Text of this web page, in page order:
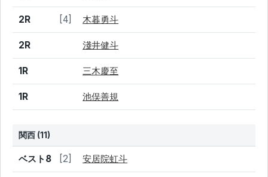
2R [4] 木暮勇斗
2R 淺井健斗
1R 三木慶至
1R 池俣善規
関西 (11)
結果 シード 選手名
ベスト8 [2] 安居院虹斗